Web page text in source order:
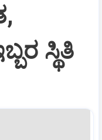
ಸ್ಥಿತಿ